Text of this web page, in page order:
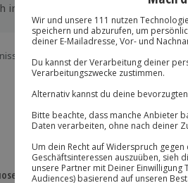
Wunsch
bei der Einlösung übertragbar.
Tour in Plagwitz